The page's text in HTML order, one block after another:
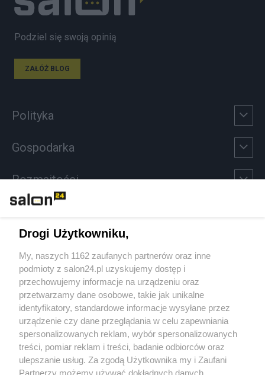
Podziel się swoją opinią
ZAŁÓŻ BLOG
Polityka
Gospodarka
Rozmaitości
Sport
Społeczeństwo
Kultura
X Facebook Instagram Youtube
Drogi Użytkowniku,
My, naszych 1162 zaufanych partnerów oraz inne
podmioty z salon24.pl uzyskujemy dostęp i
przechowujemy informacje na urządzeniu oraz
przetwarzamy dane osobowe, takie jak unikalne
identyfikatory, standardowe informacje wysyłane przez
urządzenie czy dane przeglądania w celu zapewniania
spersonalizowanych reklam, wybór spersonalizowanych
treści, pomiar reklam i treści, badanie odbiorców oraz
ulepszanie usług. Za zgodą Użytkownika my i Zaufani
Partnerzy możemy używać dokładnych danych